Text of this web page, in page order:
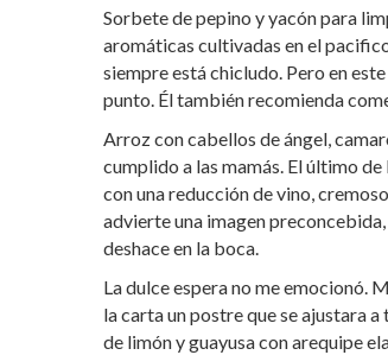
Sorbete de pepino y yacón para
aromáticas cultivadas en el
siempre está chicludo. Pero en
punto. Él también recomienda
Arroz con cabellos de ángel,
cumplido a las mamás. El último
con una reducción de vino,
advierte una imagen
deshace en la boca.
La dulce espera no me emocionó.
la carta un postre que se ajustara
de limón y guayusa con arequipe